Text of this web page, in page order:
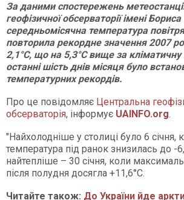
За даними спостережень
геофізичної обсерваторії імені
середньомісячна температура повітря
повторила рекордне значення 2007
2,1°С, що на 5,3°С вище за
останні шість днів місяця було
температурних рекордів.
Про це повідомляє Центральна
обсерваторія, інформує UAINFO.org.
"Найхолодніше у столиці було 6 січня,
температура під ранок знизилась до -
найтепліше – 30 січня, коли
після полудня досягла +11,6°С.
Читайте також: До України йде